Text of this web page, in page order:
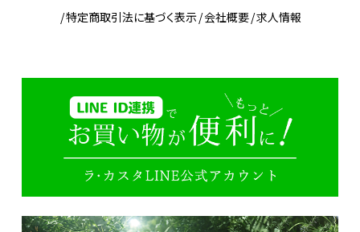
特定商取引法に基づく表示 会社概要 求人情報